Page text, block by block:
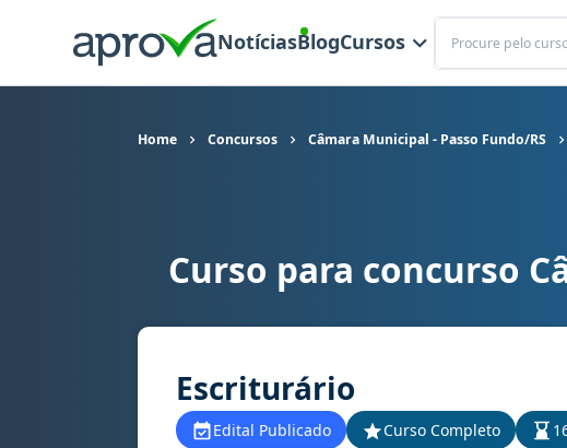
NotíciasBlogCursos
Buscar
Home Concursos Câmara Municipal - Passo Fundo/RS
Curso para concurso Câmara Municipal - Passo Fundo/
Curso para concurso
Escriturário
Edital Publicado Curso Completo